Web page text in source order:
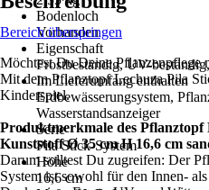
Bodenloch
Vorhanden
Eigenschaft
Frostbeständig, UV-
Im Lieferumfang enthalten
Erdbewässerungsystem,
Wasserstandsanzeiger
Serie
Pila Stick-System
Höhe
16,6 cm
Bereich überspringen
Möchtest Du Deine Pflanzenpflege
Mit dem Pflanztopf Lechuza Pila
Kinderspiel.
Produktmerkmale des Pflanztopf
Kunststoff Ø 35 cm H 16,6 cm
Darum solltest Du zugreifen: Der
System ist sowohl für den Innen-